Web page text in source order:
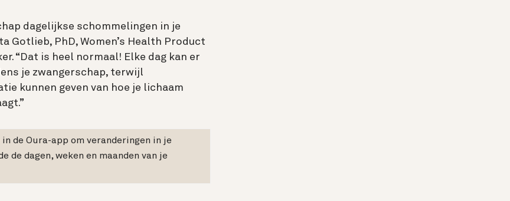
dagelijkse schommelingen in je
Gotlieb, PhD, Women’s Health Product
“Dat is heel normaal! Elke dag kan er
je zwangerschap, terwijl
kunnen geven van hoe je lichaam
in de Oura-app om veranderingen in je
de dagen, weken en maanden van je